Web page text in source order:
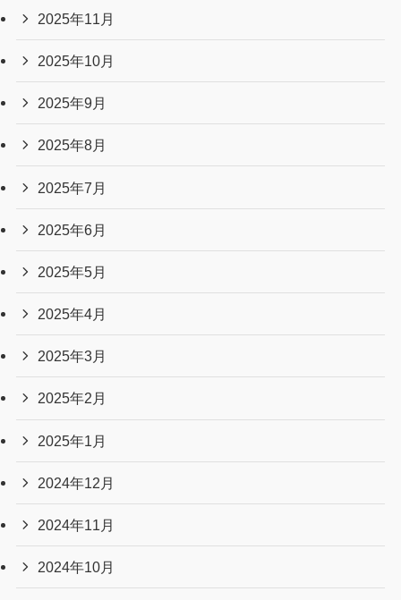
2025年11月
2025年10月
2025年9月
2025年8月
2025年7月
2025年6月
2025年5月
2025年4月
2025年3月
2025年2月
2025年1月
2024年12月
2024年11月
2024年10月